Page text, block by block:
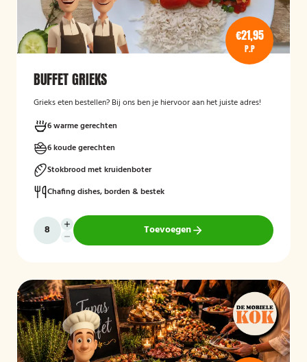
€21,95
P.P
BUFFET GRIEKS
Grieks eten bestellen? Bij ons ben je hiervoor aan het juiste adres!
6 warme gerechten
6 koude gerechten
Stokbrood met kruidenboter
Chafing dishes, borden & bestek
Toevoegen